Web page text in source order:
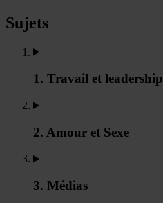
Sujets
1. Travail et leadership
2. Amour et Sexe
3. Médias